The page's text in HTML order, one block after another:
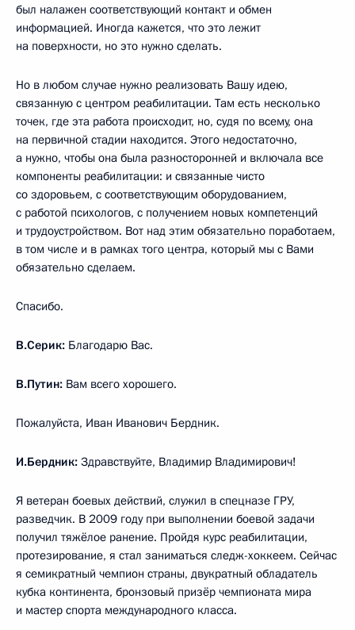
был налажен соответствующий контакт и обмен
информацией. Иногда кажется, что это лежит
на поверхности, но это нужно сделать.
Но в любом случае нужно реализовать Вашу идею,
связанную с центром реабилитации. Там есть несколько
точек, где эта работа происходит, но, судя по всему, она
на первичной стадии находится. Этого недостаточно,
а нужно, чтобы она была разносторонней и включала все
компоненты реабилитации: и связанные чисто
со здоровьем, с соответствующим оборудованием,
с работой психологов, с получением новых компетенций
и трудоустройством. Вот над этим обязательно поработаем,
в том числе и в рамках того центра, который мы с Вами
обязательно сделаем.
Спасибо.
В.Серик: Благодарю Вас.
В.Путин: Вам всего хорошего.
Пожалуйста, Иван Иванович Бердник.
И.Бердник: Здравствуйте, Владимир Владимирович!
Я ветеран боевых действий, служил в спецназе ГРУ,
разведчик. В 2009 году при выполнении боевой задачи
получил тяжёлое ранение. Пройдя курс реабилитации,
протезирование, я стал заниматься следж-хоккеем. Сейчас
я семикратный чемпион страны, двукратный обладатель
кубка континента, бронзовый призёр чемпионата мира
и мастер спорта международного класса.